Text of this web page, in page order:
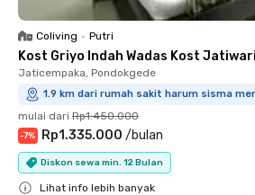
Coliving • Putri
Kost Griyo Indah Wadas Kost
Jaticempaka, Pondokgede
1.9 km dari rumah sakit harum sisma
mulai dari Rp1.450.000
-7% Rp1.335.000 /bulan
Diskon sewa min. 12 Bulan
Lihat info lebih banyak